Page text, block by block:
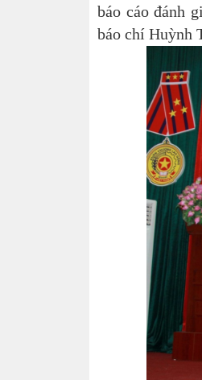
báo cáo đánh
báo chí Huỳnh